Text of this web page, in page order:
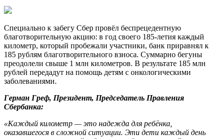
Специально к забегу Сбер провёл беспрецедентную
благотворительную акцию: в год своего 185-летия каждый
километр, который пробежали участники, банк приравнял к
185 рублям благотворительного взноса. Суммарно бегуны
преодолели свыше 1 млн километров. В результате 185 млн
рублей передадут на помощь детям с онкологическими
заболеваниями.
Герман Греф, Президент, Председатель Правления
Сбербанка:
«Каждый километр — это надежда для ребёнка,
оказавшегося в сложной ситуации. Эти дети каждый день